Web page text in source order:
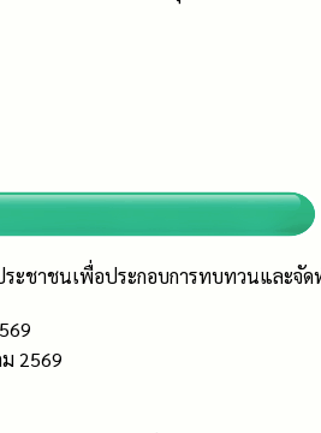
ชาชนเพื่อประกอบการทบทวนและ
2569